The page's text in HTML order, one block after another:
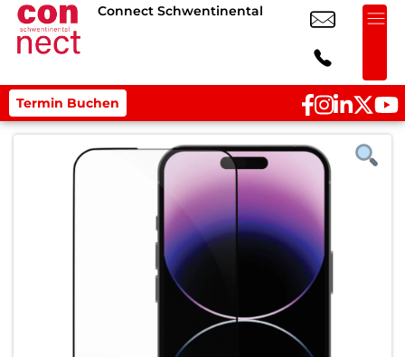
Connect Schwentinental
Termin Buchen